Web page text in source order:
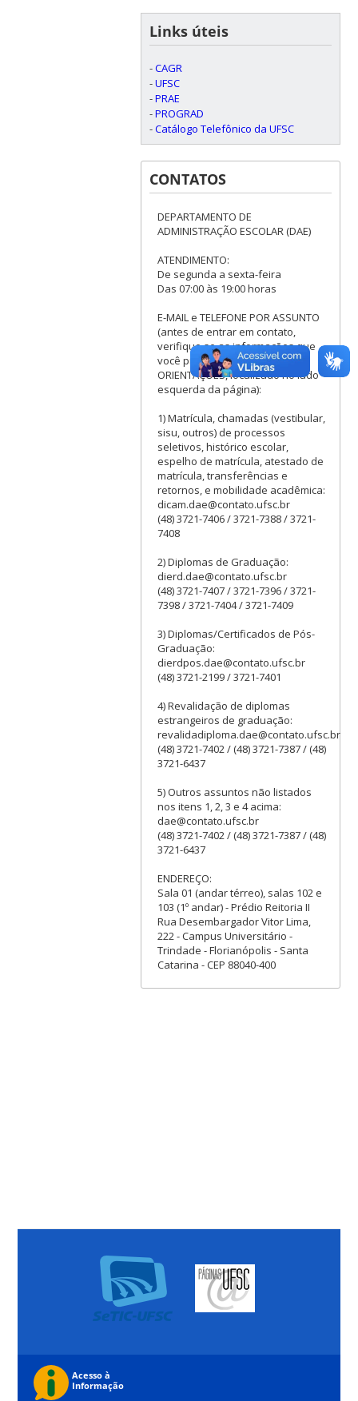
Links úteis
-CAGR
-UFSC
-PRAE
-PROGRAD
-Catálogo Telefônico da UFSC
CONTATOS
DEPARTAMENTO DE
ADMINISTRAÇÃO ESCOLAR (DAE)
ATENDIMENTO:
De segunda a sexta-feira
Das 07:00 às 19:00 horas
E-MAIL e TELEFONE POR ASSUNTO
(antes de entrar em contato,
verifique se as informações que
você procura encontram-se em
ORIENTAÇÕES, localizado no lado
esquerda da página):
1) Matrícula, chamadas (vestibular,
sisu, outros) de processos
seletivos, histórico escolar,
espelho de matrícula, atestado de
matrícula, transferências e
retornos, e mobilidade acadêmica:
dicam.dae@contato.ufsc.br
(48) 3721-7406 / 3721-7388 / 3721-
7408
2) Diplomas de Graduação:
dierd.dae@contato.ufsc.br
(48) 3721-7407 / 3721-7396 / 3721-
7398 / 3721-7404 / 3721-7409
3) Diplomas/Certificados de Pós-
Graduação:
dierdpos.dae@contato.ufsc.br
(48) 3721-2199 / 3721-7401
4) Revalidação de diplomas
estrangeiros de graduação:
revalidadiploma.dae@contato.ufsc.br
(48) 3721-7402 / (48) 3721-7387 / (48)
3721-6437
5) Outros assuntos não listados
nos itens 1, 2, 3 e 4 acima:
dae@contato.ufsc.br
(48) 3721-7402 / (48) 3721-7387 / (48)
3721-6437
ENDEREÇO:
Sala 01 (andar térreo), salas 102 e
103 (1º andar) - Prédio Reitoria II
Rua Desembargador Vitor Lima,
222 - Campus Universitário -
Trindade - Florianópolis - Santa
Catarina - CEP 88040-400